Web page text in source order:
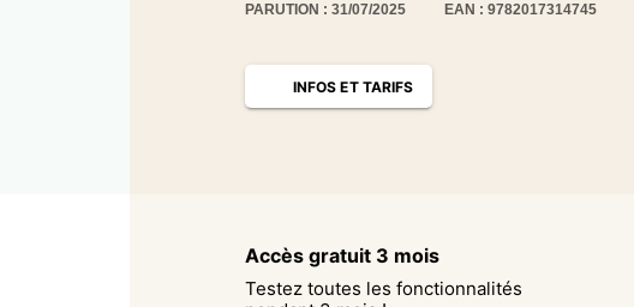
PARUTION : 31/07/2025 EAN : 9782017314745
INFOS ET TARIFS
Accès gratuit 3 mois
Testez toutes les fonctionnalités